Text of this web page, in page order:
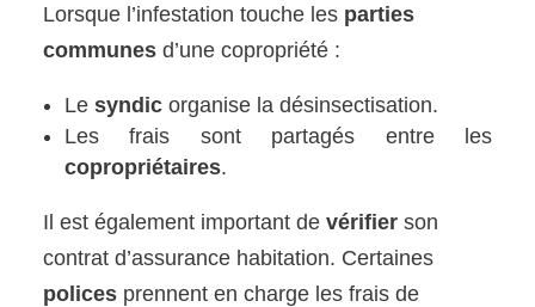
Lorsque l’infestation touche les parties
communes d’une copropriété :
Lesyndic organise la désinsectisation.
Les frais sont partagés entre les
copropriétaires.
Il est également important devérifier son
contrat d’assurance habitation. Certaines
polices prennent en charge les frais de